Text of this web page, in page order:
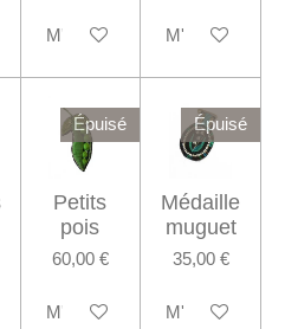
panierM'avertir si disponible
M'avertir si
panier
Épuisé
Petits
pois
60,00 €
M'avertir si disponible
Épuisé
Médaille
muguet
35,00 €
M'avertir si